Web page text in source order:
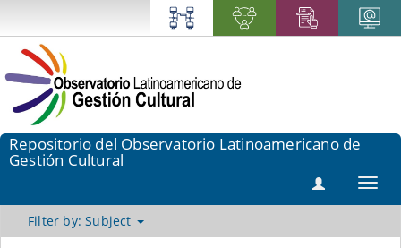
Repositorio del Observatorio Latinoamericano de
Gestión Cultural
Filter by: Subject